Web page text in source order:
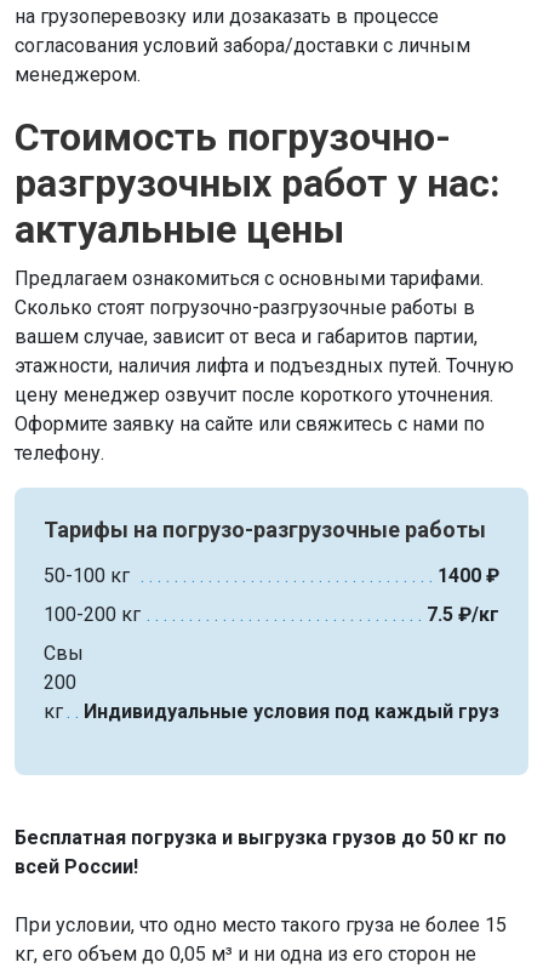
на грузоперевозку или дозаказать в процессе
согласования условий забора/доставки с личным
менеджером.
Стоимость погрузочно-
разгрузочных работ у нас:
актуальные цены
Предлагаем ознакомиться с основными тарифами.
Сколько стоят погрузочно-разгрузочные работы в
вашем случае, зависит от веса и габаритов партии,
этажности, наличия лифта и подъездных путей. Точную
цену менеджер озвучит после короткого уточнения.
Оформите заявку на сайте или свяжитесь с нами по
телефону.
Тарифы на погрузо-разгрузочные работы
50-100 кг
1400 ₽
100-200 кг
7.5 ₽/кг
Свыше
200
кг
Индивидуальные условия под каждый груз
Бесплатная погрузка и выгрузка грузов до 50 кг по
всей России!
При условии, что одно место такого груза не более 15
кг, его объем до 0,05 м³ и ни одна из его сторон не